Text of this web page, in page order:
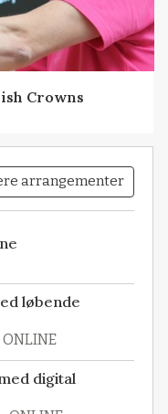
Crowns
arrangementer
løbende
digital